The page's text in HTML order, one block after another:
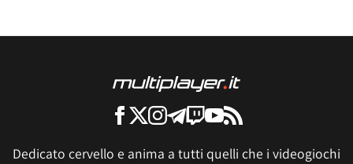
Dedicato cervello e anima a tutti quelli che i videogiochi